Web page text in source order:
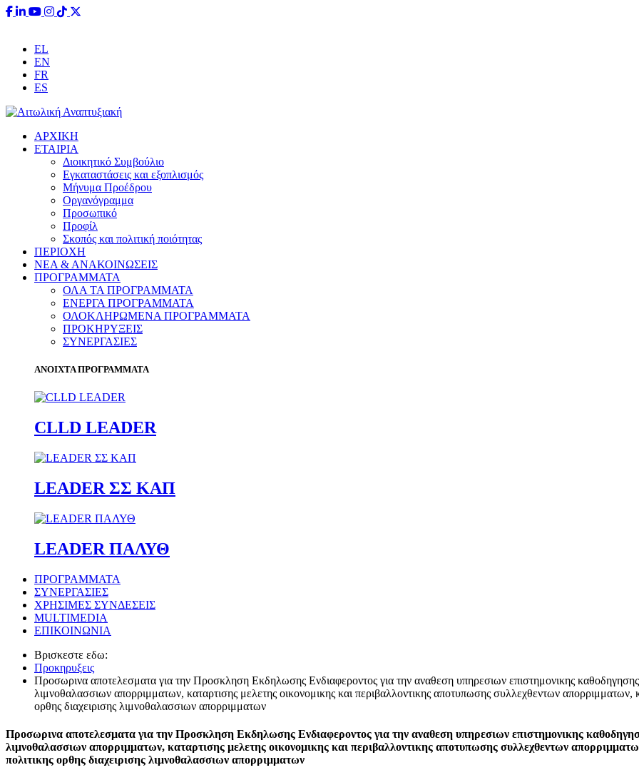
EL
EN
FR
ES
ΑΡΧΙΚΗ
ΕΤΑΙΡΙΑ
Διοικητικό Συμβούλιο
Εγκαταστάσεις και εξοπλισμός
Μήνυμα Προέδρου
Οργανόγραμμα
Προσωπικό
Προφίλ
Σκοπός και πολιτική ποιότητας
ΠΕΡΙΟΧΗ
ΝΕΑ & ΑΝΑΚΟΙΝΩΣΕΙΣ
ΠΡΟΓΡΑΜΜΑΤΑ
ΟΛΑ ΤΑ ΠΡΟΓΡΑΜΜΑΤΑ
ΕΝΕΡΓΑ ΠΡΟΓΡΑΜΜΑΤΑ
ΟΛΟΚΛΗΡΩΜΕΝΑ ΠΡΟΓΡΑΜΜΑΤΑ
ΠΡΟΚΗΡΥΞΕΙΣ
ΣΥΝΕΡΓΑΣΙΕΣ
ΑΝΟΙΧΤΑ ΠΡΟΓΡΑΜΜΑΤΑ
CLLD LEADER
LEADER ΣΣ ΚΑΠ
LEADER ΠΑΛΥΘ
ΠΡΟΓΡΑΜΜΑΤΑ
ΣΥΝΕΡΓΑΣΙΕΣ
ΧΡΗΣΙΜΕΣ ΣΥΝΔΕΣΕΙΣ
MULTIMEDIA
ΕΠΙΚΟΙΝΩΝΙΑ
Βρισκεστε εδω:
Προκηρυξεις
Προσωρινα αποτελεσματα για την Προσκληση Εκδηλωσης Ενδιαφεροντος για την αναθεση υπηρεσιων επιστημονικης καθοδηγησης
λιμνοθαλασσιων απορριμματων, καταρτισης μελετης οικονομικης και περιβαλλοντικης αποτυπωσης συλλεχθεντων απορριμματων,
ορθης διαχειρισης λιμνοθαλασσιων απορριμματων
Προσωρινα αποτελεσματα για την Προσκληση Εκδηλωσης Ενδιαφεροντος για την αναθεση υπηρεσιων επιστημονικης
λιμνοθαλασσιων απορριμματων, καταρτισης μελετης οικονομικης και περιβαλλοντικης αποτυπωσης συλλεχθεντων
πολιτικης ορθης διαχειρισης λιμνοθαλασσιων απορριμματων